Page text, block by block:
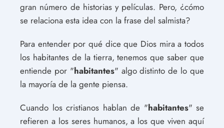
gran número de historias y películas. Pero, ¿cómo
se relaciona esta idea con la frase del salmista?
Para entender por qué dice que Dios mira a todos
los habitantes de la tierra, tenemos que saber que
entiende por "habitantes" algo distinto de lo que
la mayoría de la gente piensa.
Cuando los cristianos hablan de "habitantes" se
refieren a los seres humanos, a los que viven aquí